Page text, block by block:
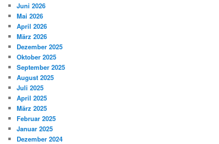
Juni 2026
Mai 2026
April 2026
März 2026
Dezember 2025
Oktober 2025
September 2025
August 2025
Juli 2025
April 2025
März 2025
Februar 2025
Januar 2025
Dezember 2024